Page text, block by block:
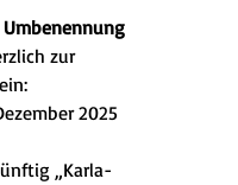
zur
2025
„Karla-